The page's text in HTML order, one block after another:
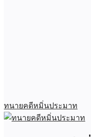
ทนายคดีหมิ่นประมาท